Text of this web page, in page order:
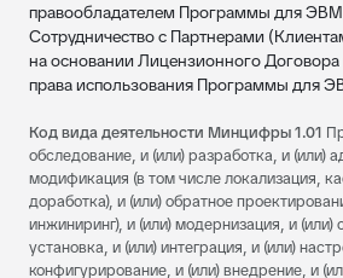
правообладателем Программы для ЭВМ
Сотрудничество с Партнерами
на основании Лицензионного Договора
права использования Программы для
Код вида деятельности Минцифры 1.01
обследование, и (или) разработка, и (или)
модификация (в том числе локализация,
доработка), и (или) обратное
инжиниринг), и (или) модернизация, и (или)
установка, и (или) интеграция, и (или)
конфигурирование, и (или) внедрение, и